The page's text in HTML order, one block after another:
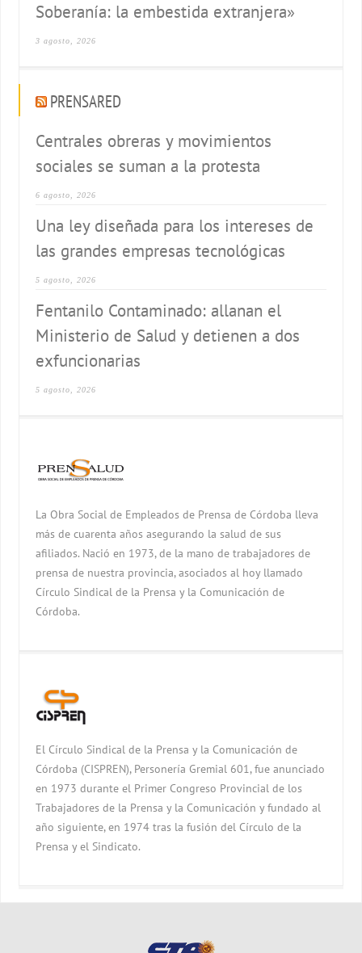
Soberanía: la embestida extranjera»
3 agosto, 2026
PRENSARED
Centrales obreras y movimientos
sociales se suman a la protesta
6 agosto, 2026
Una ley diseñada para los intereses de
las grandes empresas tecnológicas
5 agosto, 2026
Fentanilo Contaminado: allanan el
Ministerio de Salud y detienen a dos
exfuncionarias
5 agosto, 2026
La Obra Social de Empleados de Prensa de Córdoba lleva
más de cuarenta años asegurando la salud de sus
afiliados. Nació en 1973, de la mano de trabajadores de
prensa de nuestra provincia, asociados al hoy llamado
Círculo Sindical de la Prensa y la Comunicación de
Córdoba.
El Círculo Sindical de la Prensa y la Comunicación de
Córdoba (CISPREN), Personería Gremial 601, fue anunciado
en 1973 durante el Primer Congreso Provincial de los
Trabajadores de la Prensa y la Comunicación y fundado al
año siguiente, en 1974 tras la fusión del Círculo de la
Prensa y el Sindicato.